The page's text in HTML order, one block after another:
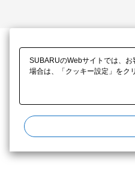
SUBARUのWebサイトでは、
場合は、「クッキー設定」をク